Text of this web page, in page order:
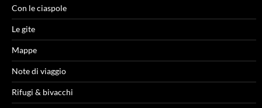
Con le ciaspole
Le gite
Mappe
Note di viaggio
Rifugi & bivacchi